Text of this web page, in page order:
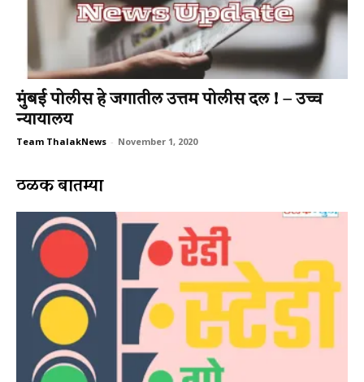
मुंबई पोलीस हे जगातील उत्तम पोलीस दल ! – उच्च
न्यायालय
Team ThalakNews - November 1, 2020
ठळक बातम्या